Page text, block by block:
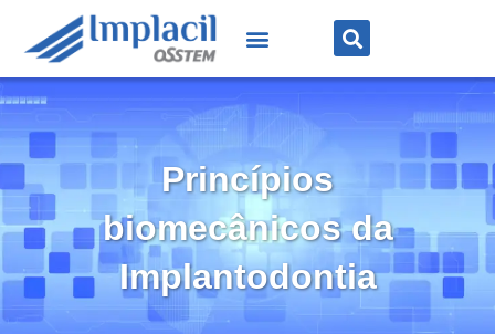
Princípios
biomecânicos da
Implantodontia